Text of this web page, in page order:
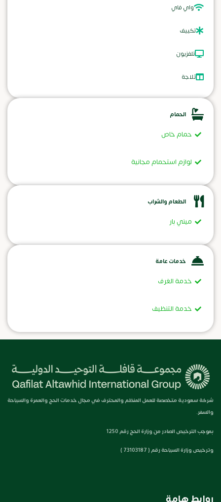
واي فاي
تكييف
تلفزيون
ثلاجة
الحمام
حمام خاص
لوازم استحمام مجانية
الطعام والشراب
ميني بار
خدمات عامة
خدمة الغرف
خدمة التنظيف
شركة سعودية متخصصة للعمل المنظم والمحترف في مجال خدمات الحج والعمرة والسياحة
والسفر.
بموجب الترخيص الصادر من وزارة الحج رقم 1250
وترخيص وزارة السياحة رقم ( 73103187 )
روابط هامة